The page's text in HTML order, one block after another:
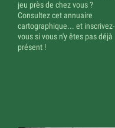
jeu près de chez vous ?
Consultez cet annuaire
cartographique... et inscrivez-
vous si vous n'y êtes pas déjà
présent !